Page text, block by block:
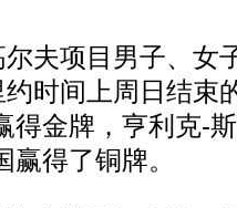
项目男子、女
时间上周日结束
得金牌，亨利克-
得了铜牌。